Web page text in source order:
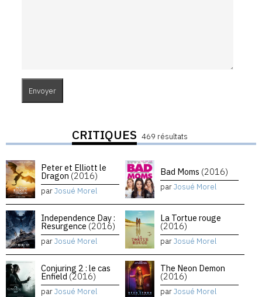
CRITIQUES 469 résultats
Peter et Elliott le
Dragon (2016)
parJosué Morel
Bad Moms (2016)
parJosué Morel
Independence Day :
Resurgence (2016)
parJosué Morel
La Tortue rouge
(2016)
parJosué Morel
Conjuring 2 : le cas
Enfield (2016)
parJosué Morel
The Neon Demon
(2016)
parJosué Morel